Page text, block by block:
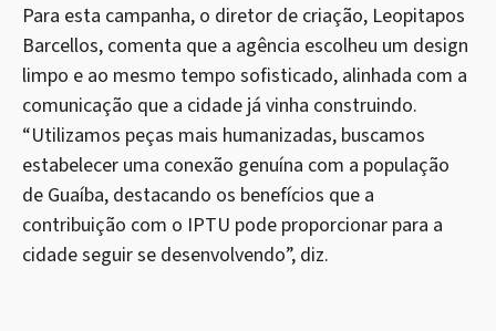
Para esta campanha, o diretor de criação, Leopitapos
Barcellos, comenta que a agência escolheu um design
limpo e ao mesmo tempo sofisticado, alinhada com a
comunicação que a cidade já vinha construindo.
“Utilizamos peças mais humanizadas, buscamos
estabelecer uma conexão genuína com a população
de Guaíba, destacando os benefícios que a
contribuição com o IPTU pode proporcionar para a
cidade seguir se desenvolvendo”, diz.